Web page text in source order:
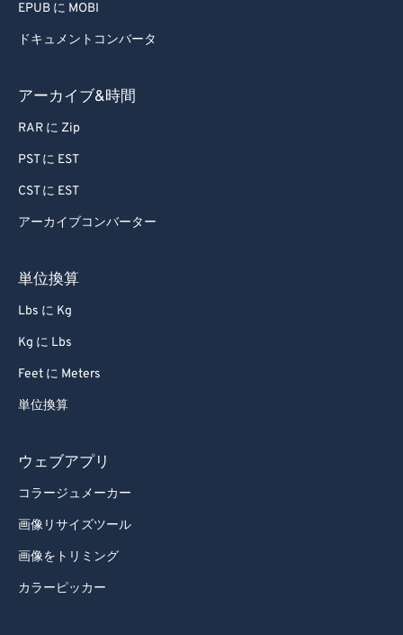
EPUB に MOBI
ドキュメントコンバータ
アーカイブ&時間
RAR に Zip
PST に EST
CST に EST
アーカイブコンバーター
単位換算
Lbs に Kg
Kg に Lbs
Feet に Meters
単位換算
ウェブアプリ
コラージュメーカー
画像リサイズツール
画像をトリミング
カラーピッカー